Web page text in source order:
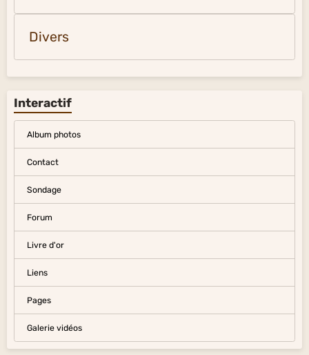
Divers
Interactif
Album photos
Contact
Sondage
Forum
Livre d'or
Liens
Pages
Galerie vidéos